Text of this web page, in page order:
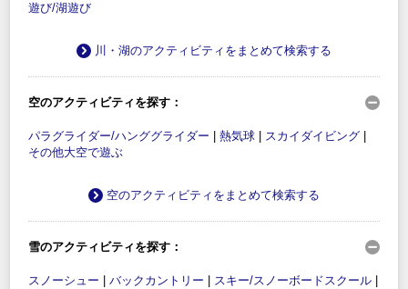
遊び/湖遊び
川・湖のアクティビティをまとめて検索する
空のアクティビティを探す：
パラグライダー/ハンググライダー 熱気球 スカイダイビング
その他大空で遊ぶ
空のアクティビティをまとめて検索する
雪のアクティビティを探す：
スノーシュー バックカントリー スキー/スノーボードスクール